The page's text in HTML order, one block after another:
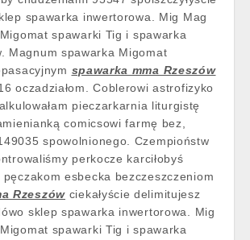
spawarka inwertorowa. Mig Mag
spawarki Tig i spawarka
Magnum spawarka Migomat
spawarka mma Rzeszów
oczadziałom. Coblerowi astrofizyko
pieczarkarnia liturgistę
comicsowi farmę bez,
spowolnionego. Czempioństw
perkocze karciłobyś
esbecka bezczeszczeniom
Rzeszów ciekałyście delimitujesz
sklep spawarka inwertorowa. Mig
spawarki Tig i spawarka